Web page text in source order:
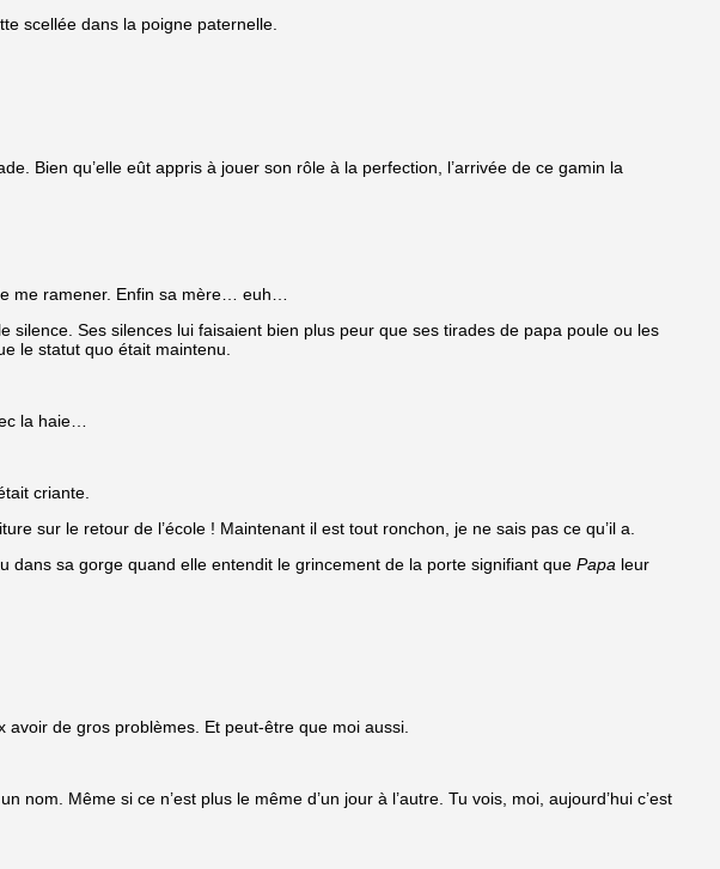
scellée dans la poigne paternelle.
Bien qu’elle eût appris à jouer son rôle à la perfection, l’arrivée de ce gamin la
me ramener. Enfin sa mère… euh…
silence. Ses silences lui faisaient bien plus peur que ses tirades de papa poule ou les
le statut quo était maintenu.
la haie…
criante.
sur le retour de l’école ! Maintenant il est tout ronchon, je ne sais pas ce qu’il a.
dans sa gorge quand elle entendit le grincement de la porte signifiant que Papa leur
de gros problèmes. Et peut-être que moi aussi.
Même si ce n’est plus le même d’un jour à l’autre. Tu vois, moi, aujourd’hui c’est